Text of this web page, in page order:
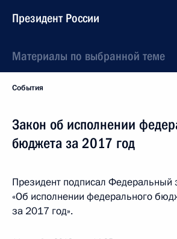
Президент России
Материалы по выбранной теме
События
Закон об исполнении
бюджета за 2017 год
Президент подписал Федеральный
«Об исполнении федерального
за 2017 год».